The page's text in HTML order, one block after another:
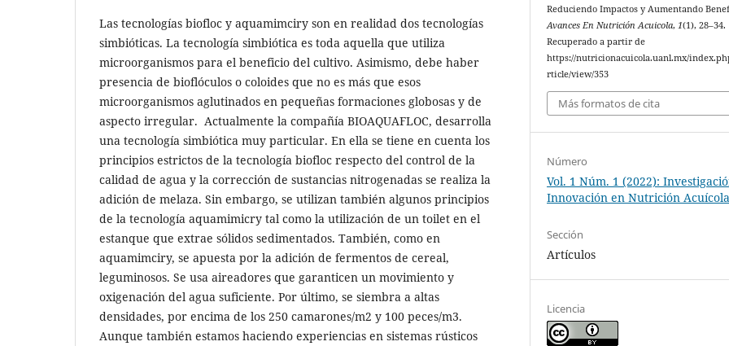
Las tecnologías biofloc y aquamimciry son en realidad dos tecnologías
simbióticas. La tecnología simbiótica es toda aquella que utiliza
microorganismos para el beneficio del cultivo. Asimismo, debe haber
presencia de bioflóculos o coloides que no es más que esos
microorganismos aglutinados en pequeñas formaciones globosas y de
aspecto irregular. Actualmente la compañía BIOAQUAFLOC, desarrolla
una tecnología simbiótica muy particular. En ella se tiene en cuenta los
principios estrictos de la tecnología biofloc respecto del control de la
calidad de agua y la corrección de sustancias nitrogenadas se realiza la
adición de melaza. Sin embargo, se utilizan también algunos principios
de la tecnología aquamimicry tal como la utilización de un toilet en el
estanque que extrae sólidos sedimentados. También, como en
aquamimciry, se apuesta por la adición de fermentos de cereal,
leguminosos. Se usa aireadores que garanticen un movimiento y
oxigenación del agua suficiente. Por último, se siembra a altas
densidades, por encima de los 250 camarones/m2 y 100 peces/m3.
Aunque también estamos haciendo experiencias en sistemas rústicos
Reduciendo Impactos y Aumentando
Avances En Nutrición Acuicola,1(1), 28–34.
Recuperado a partir de
https://nutricionacuicola.uanl.mx/
rticle/view/353
Más formatos de cita
Número
Vol. 1 Núm. 1 (2022):
Innovación en Nutrición Acuícola
Sección
Artículos
Licencia